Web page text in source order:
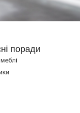
поради